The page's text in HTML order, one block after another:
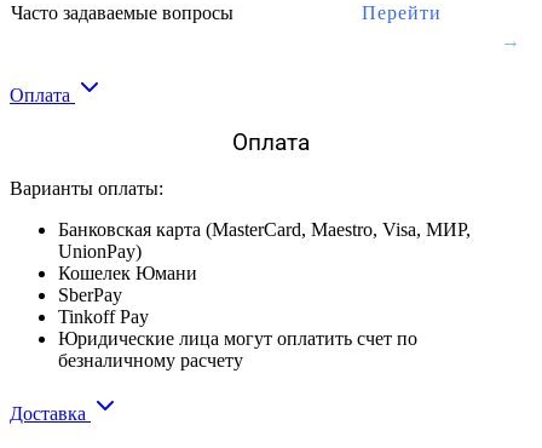
Часто задаваемые вопросы Перейти
Оплата
Оплата
Варианты оплаты:
Банковская карта (MasterCard, Maestro, Visa, МИР,
UnionPay)
Кошелек Юмани
SberPay
Tinkoff Pay
Юридические лица могут оплатить счет по
безналичному расчету
Доставка